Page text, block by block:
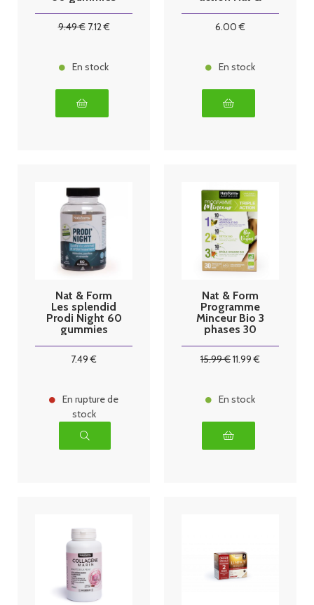
9.49€ 7.12€
En stock
6.00 €
En stock
Nat & Form
Les splendid
Prodi Night 60
gummies
7.49 €
En rupture de
stock
Nat & Form
Programme
Minceur Bio 3
phases 30
15.99€11.99 €
En stock